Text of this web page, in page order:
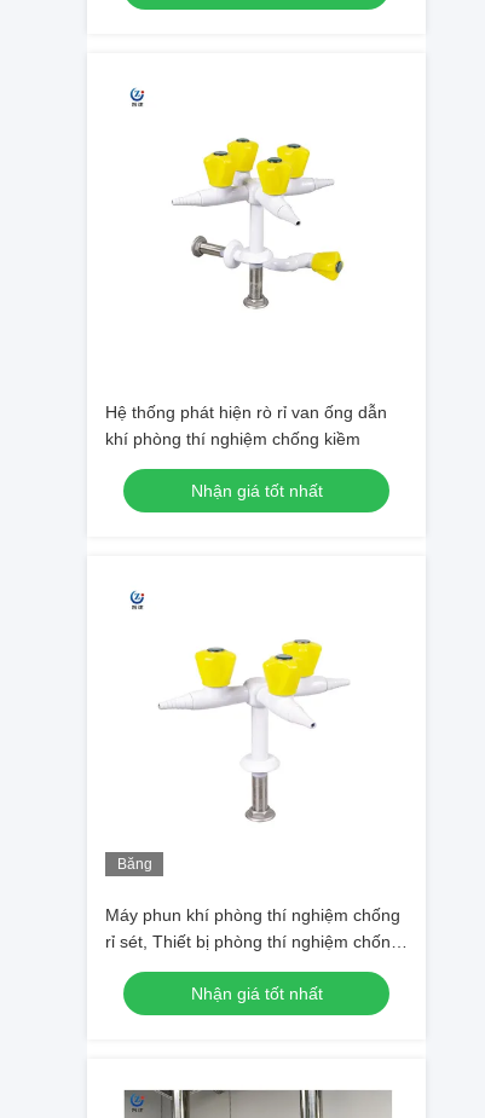
Hệ thống phát hiện rò rỉ van ống dẫn
khí phòng thí nghiệm chống kiềm
Nhận giá tốt nhất
Băng
Máy phun khí phòng thí nghiệm chống
rỉ sét, Thiết bị phòng thí nghiệm chống
ăn mòn
Nhận giá tốt nhất